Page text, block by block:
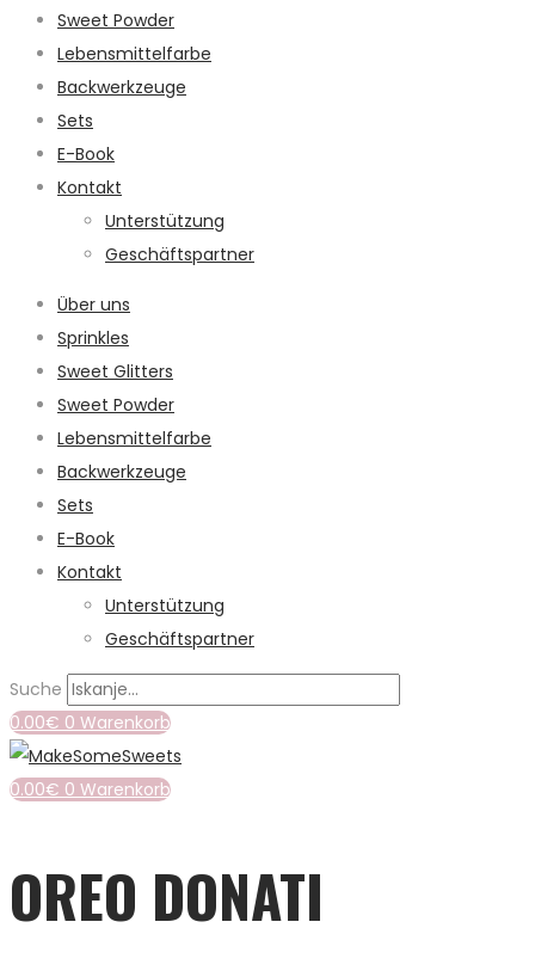
Sweet Powder
Lebensmittelfarbe
Backwerkzeuge
Sets
E-Book
Kontakt
Unterstützung
Geschäftspartner
Über uns
Sprinkles
Sweet Glitters
Sweet Powder
Lebensmittelfarbe
Backwerkzeuge
Sets
E-Book
Kontakt
Unterstützung
Geschäftspartner
Suche
0.00€ 0 Warenkorb
0.00€ 0 Warenkorb
OREO DONATI